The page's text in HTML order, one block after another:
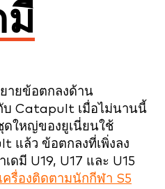
มี
ายข้อตกลงด้าน
บ Catapult เมื่อไม่นานนี้
ดใหญ่ของยูเนี่ยนใช้
แล้ว ข้อตกลงที่เพิ่งลง
ดมี U19, U17 และ U15
เครื่องติดตามนักกีฬา S5